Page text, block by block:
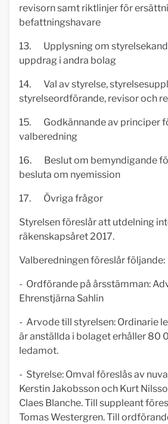
revisorn samt riktlinjer för
befattningshavare
13. Upplysning om
uppdrag i andra bolag
14. Val av styrelse,
styrelseordförande, revisor och
15. Godkännande av principer
valberedning
16. Beslut om bemyndigande
besluta om nyemission
17. Övriga frågor
Styrelsen föreslår att utdelning
räkenskapsåret 2017.
Valberedningen föreslår följande:
- Ordförande på årsstämman:
Ehrenstjärna Sahlin
- Arvode till styrelsen: Ordinarie
är anställda i bolaget erhåller 80
ledamot.
- Styrelse: Omval föreslås av
Kerstin Jakobsson och Kurt
Claes Blanche. Till suppleant
Tomas Westergren. Till